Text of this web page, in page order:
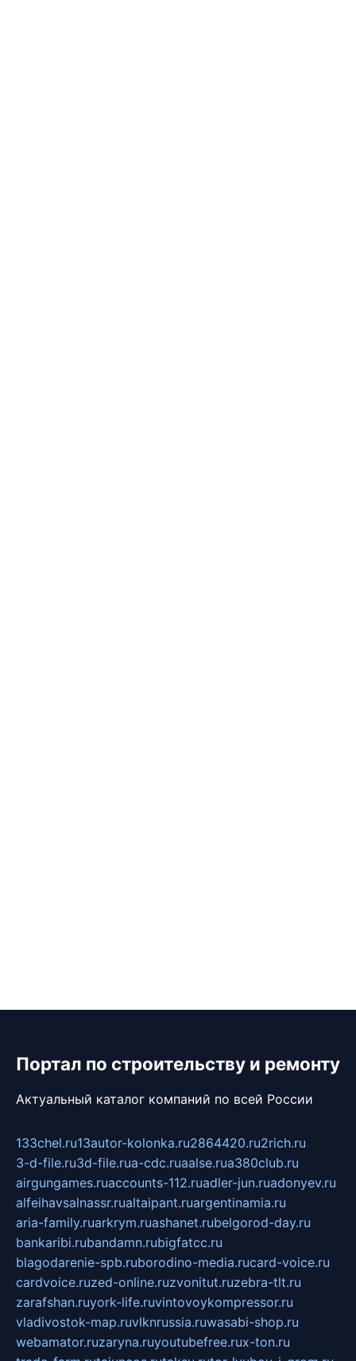
Портал по строительству и ремонту
Актуальный каталог компаний по всей России
133chel.ru13autor-kolonka.ru2864420.ru2rich.ru
3-d-file.ru3d-file.rua-cdc.ruaalse.rua380club.ru
airgungames.ruaccounts-112.ruadler-jun.ruadonyev.ru
alfeihavsalnassr.rualtaipant.ruargentinamia.ru
aria-family.ruarkrym.ruashanet.rubelgorod-day.ru
bankaribi.rubandamn.rubigfatcc.ru
blagodarenie-spb.ruborodino-media.rucard-voice.ru
cardvoice.ruzed-online.ruzvonitut.ruzebra-tlt.ru
zarafshan.ruyork-life.ruvintovoykompressor.ru
vladivostok-map.ruvlknrussia.ruwasabi-shop.ru
webamator.ruzaryna.ruyoutubefree.rux-ton.ru